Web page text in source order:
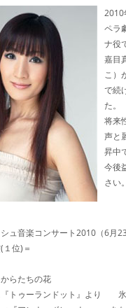
2010
ペラ
ナ役
嘉目
こ）
で続
た。
将来
声と
昇中
今後
さい。
ュ音楽コンサート2010（6月23
位)＝
らたちの花
トゥーランドット』より 氷